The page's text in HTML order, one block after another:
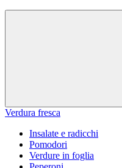
Verdura fresca
Insalate e radicchi
Pomodori
Verdure in foglia